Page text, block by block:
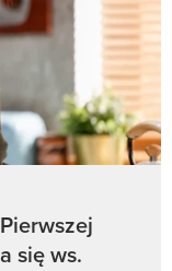
się ws.